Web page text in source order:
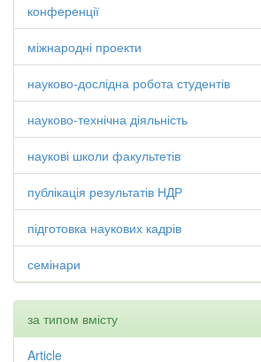
конференції
міжнародні проекти
науково-дослідна робота студентів
науково-технічна діяльність
наукові школи факультетів
публікація результатів НДР
підготовка наукових кадрів
семінари
за типом вмісту
Article